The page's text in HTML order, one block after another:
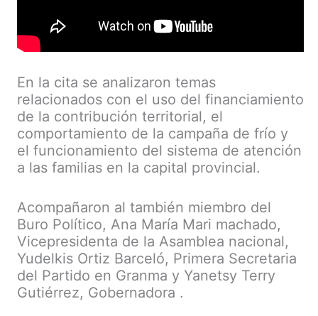
En la cita se analizaron temas
relacionados con el uso del financiamiento
de la contribución territorial, el
comportamiento de la campaña de frío y
el funcionamiento del sistema de atención
a las familias en la capital provincial.
Acompañaron al también miembro del
Buro Político, Ana María Mari machado,
Vicepresidenta de la Asamblea nacional,
Yudelkis Ortiz Barceló, Primera Secretaria
del Partido en Granma y Yanetsy Terry
Gutiérrez, Gobernadora .